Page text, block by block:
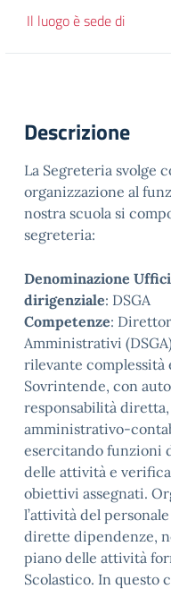
Il luogo è sede di
Descrizione
La Segreteria svolge
organizzazione al
nostra scuola si
segreteria:
Denominazione
dirigenziale: DSGA
Competenze:
Amministrativi
rilevante complessità
Sovrintende, con
responsabilità
amministrativo-
esercitando funzioni
delle attività e
obiettivi assegnati.
l’attività del
dirette dipendenze,
piano delle attività
Scolastico. In questo